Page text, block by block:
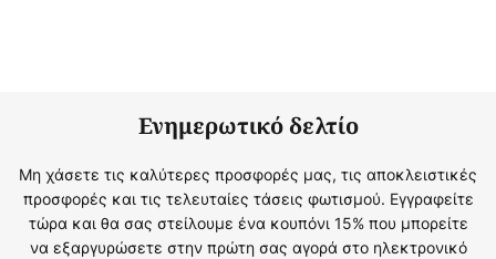
Ενημερωτικό δελτίο
Μη χάσετε τις καλύτερες προσφορές μας, τις αποκλειστικές
προσφορές και τις τελευταίες τάσεις φωτισμού. Εγγραφείτε
τώρα και θα σας στείλουμε ένα κουπόνι 15% που μπορείτε
να εξαργυρώσετε στην πρώτη σας αγορά στο ηλεκτρονικό